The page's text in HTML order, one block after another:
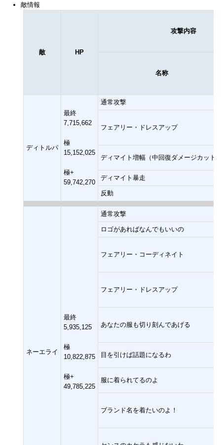
敵情報
敵 HP
攻撃内容
名称
ディトルパ
最終
7,715,662
極
15,152,025
極+
59,742,270
通常攻撃
フェアリー・ドレスアップ
ディマイト増幅（中回復ダメージカット
ディマイト暴走
反動
ネーエライ
最終
5,935,125
極
10,822,875
極+
49,785,225
通常攻撃
ロゴがあればなんでもいいの
フェアリー・コーディネイト
フェアリー・ドレスアップ
あなたの服も切り刻んであげる
目を引けば話題になるわ
服に着られてるのよ
ブランド名を着たいのよ！